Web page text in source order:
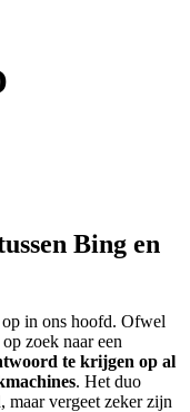
Bing en
in ons hoofd. Ofwel
zoek naar een
te krijgen op al
. Het duo
maar vergeet zeker zijn